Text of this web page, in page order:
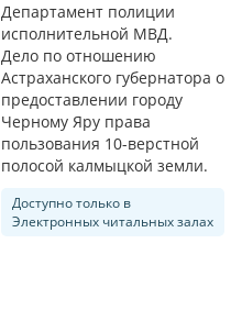
Департамент полиции
исполнительной МВД.
Дело по отношению
Астраханского губернатора о
предоставлении городу
Черному Яру права
пользования 10-верстной
полосой калмыцкой земли.
Доступно только в
Электронных читальных залах